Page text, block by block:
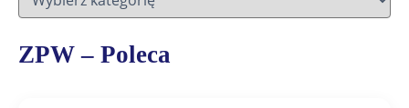
a
łZPW – Poleca